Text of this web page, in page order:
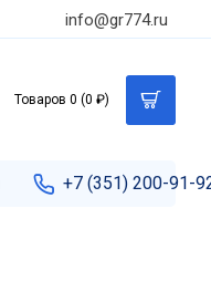
info@gr774.ru
Товаров 0 (0 ₽)
+7 (351) 200-91-